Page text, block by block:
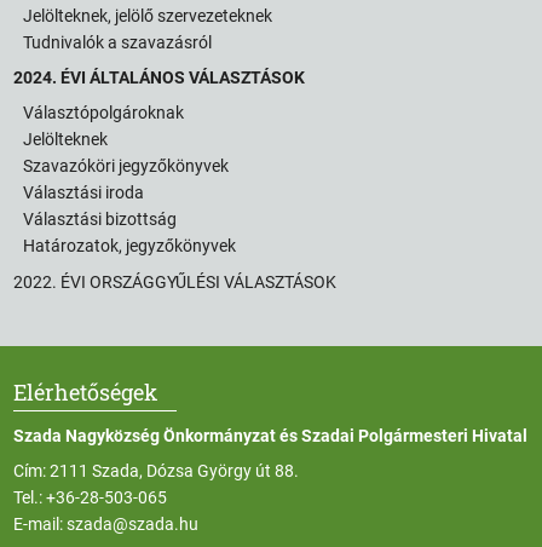
Jelölteknek, jelölő szervezeteknek
Tudnivalók a szavazásról
2024. ÉVI ÁLTALÁNOS VÁLASZTÁSOK
Választópolgároknak
Jelölteknek
Szavazóköri jegyzőkönyvek
Választási iroda
Választási bizottság
Határozatok, jegyzőkönyvek
2022. ÉVI ORSZÁGGYŰLÉSI VÁLASZTÁSOK
Elérhetőségek
Szada Nagyközség Önkormányzat és Szadai Polgármesteri Hivatal
Cím: 2111 Szada, Dózsa György út 88.
Tel.:+36-28-503-065
E-mail:szada@szada.hu